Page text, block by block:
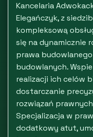
Kancelaria
Elegańczyk, z
kompleksową
się na dynamicznie
prawa
budowlanych.
realizacji ich celów
dostarczanie
rozwiązań
Specjalizacja w
dodatkowy atut,